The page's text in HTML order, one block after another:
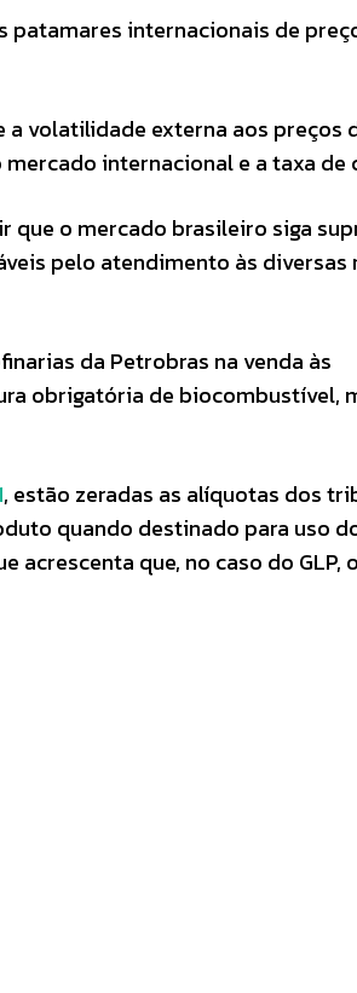
patamares internacionais de
volatilidade externa aos preços
internacional e a taxa de
que o mercado brasileiro siga
pelo atendimento às diversas
da Petrobras na venda às
obrigatória de biocombustível,
, estão zeradas as alíquotas dos
quando destinado para uso
acrescenta que, no caso do GLP,